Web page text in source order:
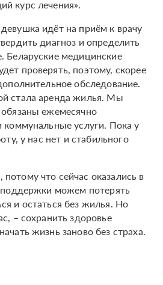
курс лечения».
идёт на приём к врачу
диагноз и определить
Беларуские медицинские
проверять, поэтому, скорее
обследование.
стала аренда жилья. Мы
ежемесячно
коммунальные услуги. Пока у
у нас нет и стабильного
что сейчас оказались в
поддержки можем потерять
и остаться без жилья. Но
– сохранить здоровье
жизнь заново без страха.